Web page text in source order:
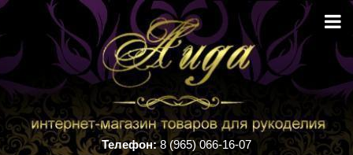
Телефон:8 (965) 066-16-07